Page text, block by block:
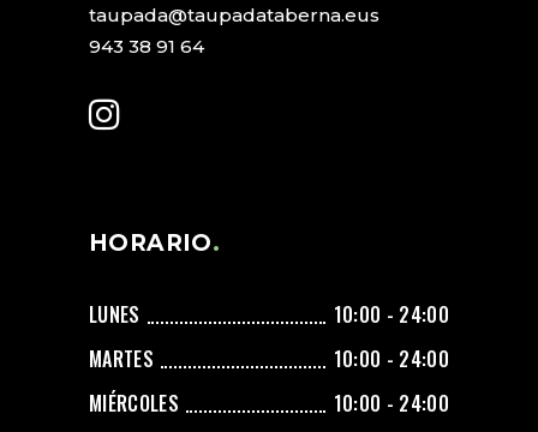
taupada@taupadataberna.eus
943 38 91 64
HORARIO
LUNES
10:00 - 24:00
MARTES
10:00 - 24:00
MIÉRCOLES
10:00 - 24:00